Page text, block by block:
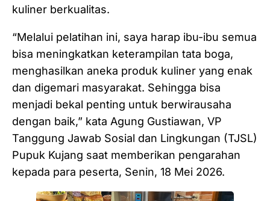
kuliner berkualitas.
“Melalui pelatihan ini, saya harap ibu-ibu semua
bisa meningkatkan keterampilan tata boga,
menghasilkan aneka produk kuliner yang enak
dan digemari masyarakat. Sehingga bisa
menjadi bekal penting untuk berwirausaha
dengan baik,” kata Agung Gustiawan, VP
Tanggung Jawab Sosial dan Lingkungan (TJSL)
Pupuk Kujang saat memberikan pengarahan
kepada para peserta, Senin, 18 Mei 2026.